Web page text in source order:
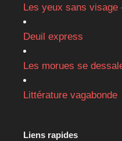
Les yeux sans visage
Deuil express
Les morues se
Littérature vagabonde
Liens rapides